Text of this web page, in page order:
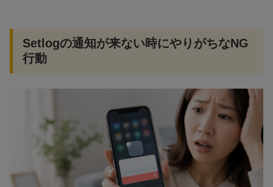
Setlogの通知が来ない時にやりがちなNG
行動